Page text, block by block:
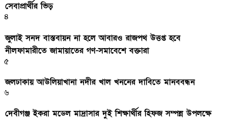
সেবাপ্রার্থীর ভিড়
৪
জুলাই সনদ বাস্তবায়ন না হলে আবারও রাজপথ উত্তপ্ত হবে
নীলফামারীতে জামায়াতের গণ-সমাবেশে বক্তারা
৫
জলঢাকায় আউলিয়াখানা নদীর খাল খননের দাবিতে মানববন্ধন
৬
দেবীগঞ্জ ইকরা মডেল মাদ্রাসার দুই শিক্ষার্থীর হিফজ সম্পন্ন উপলক্ষে